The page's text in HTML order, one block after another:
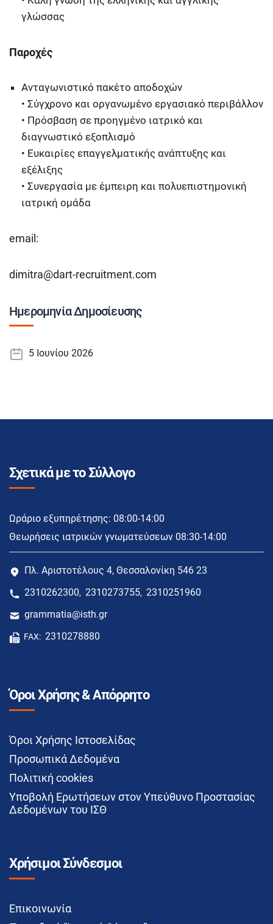
γλώσσας
Παροχές
Ανταγωνιστικό πακέτο αποδοχών
• Σύγχρονο και οργανωμένο εργασιακό περιβάλλον
• Πρόσβαση σε προηγμένο ιατρικό και
διαγνωστικό εξοπλισμό
• Ευκαιρίες επαγγελματικής ανάπτυξης και
εξέλιξης
• Συνεργασία με έμπειρη και πολυεπιστημονική
ιατρική ομάδα
email:
dimitra@dart-recruitment.com
Ημερομηνία Δημοσίευσης
5 Ιουνίου 2026
Σχετικά με το Σύλλογο
Ωράριο εξυπηρέτησης: 08:00-14:00
Θεωρήσεις ιατρικών γνωματεύσεων 08:30-14:00
Πλ. Αριστοτέλους 4, Θεσσαλονίκη 546 23
2310262300, 2310273755, 2310251960
grammatia@isth.gr
FAX: 2310278880
Όροι Χρήσης & Απόρρητο
Όροι Χρήσης Ιστοσελίδας
Προσωπικά Δεδομένα
Πολιτική cookies
Υποβολή Ερωτήσεων στον Υπεύθυνο Προστασίας
Δεδομένων του ΙΣΘ
Χρήσιμοι Σύνδεσμοι
Επικοινωνία